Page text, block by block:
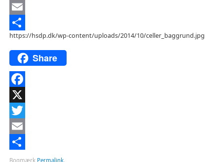
Twitter
Email
Del
https://hsdp.dk/wp-content/uploads/2014/10/celler_baggrund.jpg
Share
Facebook
X
Twitter
Email
Del
Bogmærk Permalink.